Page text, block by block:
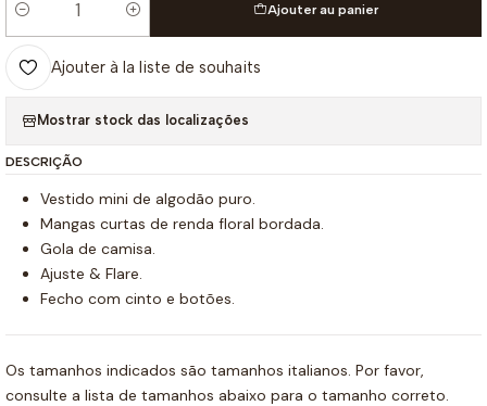
Quantité
Ajouter au panier
Ajouter à la liste de souhaits
Mostrar stock das localizações
DESCRIÇÃO
Vestido mini de algodão puro.
Mangas curtas de renda floral bordada.
Gola de camisa.
Ajuste & Flare.
Fecho com cinto e botões.
Os tamanhos indicados são tamanhos italianos. Por favor,
consulte a lista de tamanhos abaixo para o tamanho correto.